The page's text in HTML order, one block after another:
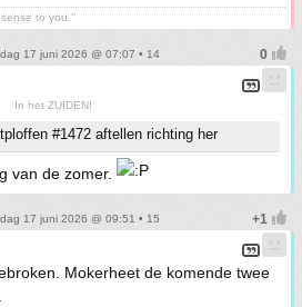
to you.''
17 juni 2026 @ 07:07 • 14
In het ZUIDEN!
#1472 aftellen richting her
van de zomer.
17 juni 2026 @ 09:51 • 15
Mokerheet de komende twee